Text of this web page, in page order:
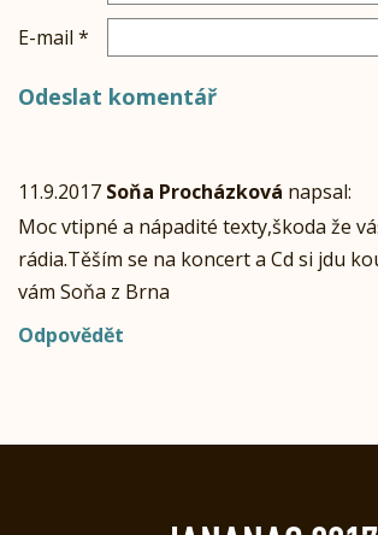
E-mail *
11.9.2017 Soňa Procházková napsal:
Moc vtipné a nápadité texty,škoda že
rádia.Těším se na koncert a Cd si jdu
vám Soňa z Brna
Odpovědět